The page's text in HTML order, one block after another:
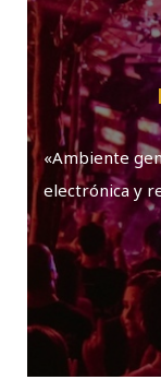
«Ambiente
electrónica y